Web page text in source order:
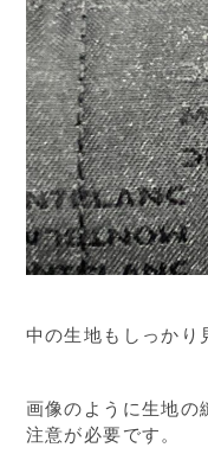
中の生地もしっかり
画像のように生地の
注意が必要です。